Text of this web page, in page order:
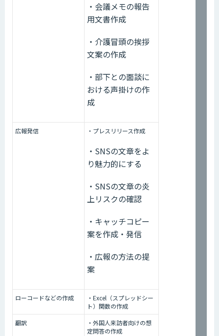
・会議メモの報告
用文書作成
・介護冒頭の挨拶
文案の作成
・部下との面談に
おける声掛けの作
成
広報発信 ・プレスリリース作成
・SNSの文章をよ
り魅力的にする
・SNSの文章の炎
上リスクの確認
・キャッチコピー
案を作成・発信
・広報の方法の提
案
ローコードなどの作成
・Excel（スプレッドシー
ト）関数の作成
翻訳
・外国人来訪者向けの想
定問答の作成